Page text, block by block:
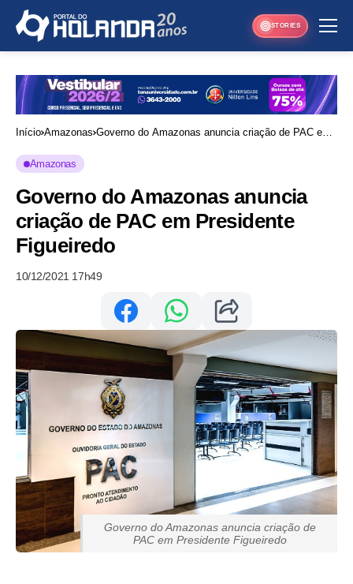
STORIES
Início Amazonas Governo do Amazonas anuncia criação de PAC em
Amazonas
Governo do Amazonas anuncia
criação de PAC em Presidente
Figueiredo
10/12/2021 17h49
Governo do Amazonas anuncia criação de
PAC em Presidente Figueiredo